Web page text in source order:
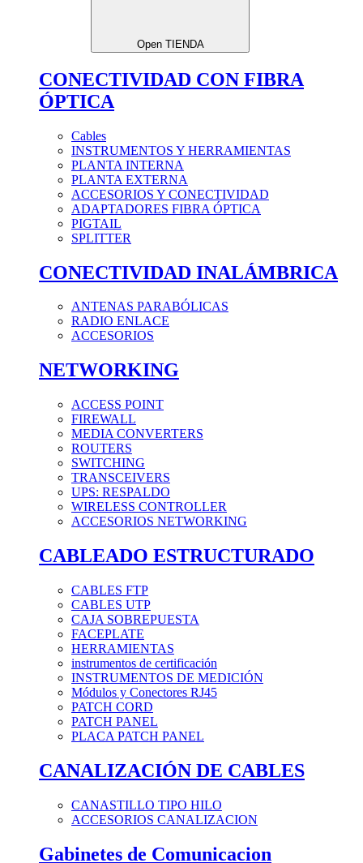
Open TIENDA
CONECTIVIDAD CON FIBRA
ÓPTICA
Cables
INSTRUMENTOS Y HERRAMIENTAS
PLANTA INTERNA
PLANTA EXTERNA
ACCESORIOS Y CONECTIVIDAD
ADAPTADORES FIBRA ÓPTICA
PIGTAIL
SPLITTER
CONECTIVIDAD INALÁMBRICA
ANTENAS PARABÓLICAS
RADIO ENLACE
ACCESORIOS
NETWORKING
ACCESS POINT
FIREWALL
MEDIA CONVERTERS
ROUTERS
SWITCHING
TRANSCEIVERS
UPS: RESPALDO
WIRELESS CONTROLLER
ACCESORIOS NETWORKING
CABLEADO ESTRUCTURADO
CABLES FTP
CABLES UTP
CAJA SOBREPUESTA
FACEPLATE
HERRAMIENTAS
instrumentos de certificación
INSTRUMENTOS DE MEDICIÓN
Módulos y Conectores RJ45
PATCH CORD
PATCH PANEL
PLACA PATCH PANEL
CANALIZACIÓN DE CABLES
CANASTILLO TIPO HILO
ACCESORIOS CANALIZACION
Gabinetes de Comunicacion